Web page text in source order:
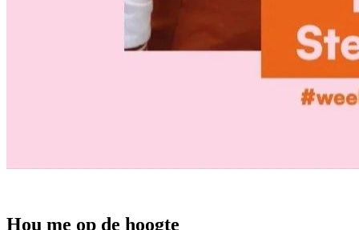
Hou me op de hoogte